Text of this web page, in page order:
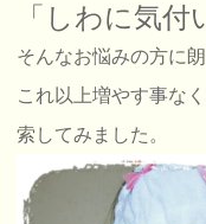
「しわに気付
そんなお悩みの方に朗
これ以上増やす事な
索してみました。